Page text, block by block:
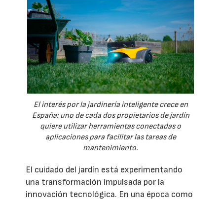
El interés por la jardinería inteligente crece en
España: uno de cada dos propietarios de jardín
quiere utilizar herramientas conectadas o
aplicaciones para facilitar las tareas de
mantenimiento.
El cuidado del jardín está experimentando
una transformación impulsada por la
innovación tecnológica. En una época como